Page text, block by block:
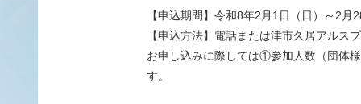
【申込期間】令和8年2月1日（日）～2月
【申込方法】電話または津市久居アルス
お申し込みに際しては①参加人数（団体
す。